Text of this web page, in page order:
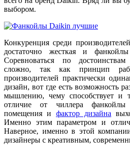
выбором.
Конкуренция среди
достаточно жесткая и
Соревноваться по
сложно, так как принцип
производителей практически
дизайн, вот где есть возможность
мышлению, чему способствует и
отличие от чиллера фанкойлы
помещения и фактор дизайна
Именно этим параметром и
Наверное, именно в этой
дизайнеры с креативным,